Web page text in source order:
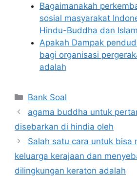
Bagaimanakah
sosial masyarakat
Hindu-Buddha dan Islam
Apakah Dampak
bagi organisasi
adalah
Categories
Bank Soal
agama buddha untuk
disebarkan di hindia oleh
Salah satu cara untuk bisa
keluarga kerajaan dan
dilingkungan keraton adalah